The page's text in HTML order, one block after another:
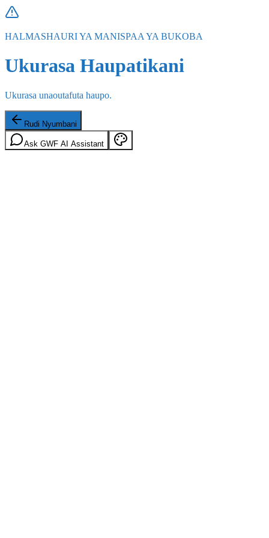
HALMASHAURI YA MANISPAA YA BUKOBA
Ukurasa Haupatikani
Ukurasa unaoutafuta haupo.
Rudi Nyumbani
Ask GWF AI Assistant